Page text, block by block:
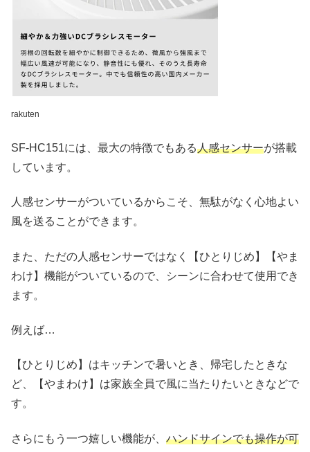
rakuten
SF-HC151には、最大の特徴でもある人感センサーが搭載
しています。
人感センサーがついているからこそ、無駄がなく心地よい
風を送ることができます。
また、ただの人感センサーではなく【ひとりじめ】【やま
わけ】機能がついているので、シーンに合わせて使用でき
ます。
例えば…
【ひとりじめ】はキッチンで暑いとき、帰宅したときな
ど、【やまわけ】は家族全員で風に当たりたいときなどで
す。
さらにもう一つ嬉しい機能が、 ハンドサインでも操作が可